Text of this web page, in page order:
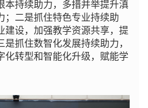
本持续助力，多措并举提升滇
；二是抓住特色专业持续助
建设，加强教学资源共享，提
抓住数智化发展持续助力，
化转型和智能化升级，赋能学